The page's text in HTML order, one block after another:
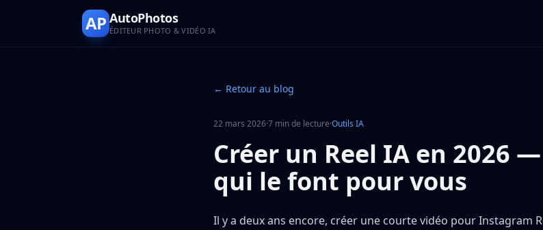
AP AutoPhotos
ÉDITEUR PHOTO & VIDÉO IA
← Retour au blog
22 mars 2026·7 min de lecture·Outils IA
Créer un Reel IA en 2026
qui le font pour vous
Il y a deux ans encore, créer une courte vidéo pour Instagram